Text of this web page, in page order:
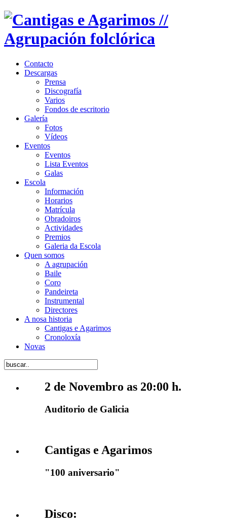
Contacto
Descargas
Prensa
Discografía
Varios
Fondos de escritorio
Galería
Fotos
Vídeos
Eventos
Eventos
Lista Eventos
Galas
Escola
Información
Horarios
Matrícula
Obradoiros
Actividades
Premios
Galeria da Escola
Quen somos
A agrupación
Baile
Coro
Pandeireta
Instrumental
Directores
A nosa historia
Cantigas e Agarimos
Cronoloxía
Novas
2 de Novembro as 20:00 h.
Auditorio de Galicia
Cantigas e Agarimos
"100 aniversario"
Disco: